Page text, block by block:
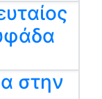
στην